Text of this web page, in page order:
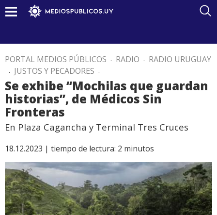
PORTAL MEDIOS PÚBLICOS . RADIO . RADIO URUGUAY
. JUSTOS Y PECADORES .
Se exhibe “Mochilas que guardan
historias”, de Médicos Sin
Fronteras
En Plaza Cagancha y Terminal Tres Cruces
18.12.2023 | tiempo de lectura: 2 minutos